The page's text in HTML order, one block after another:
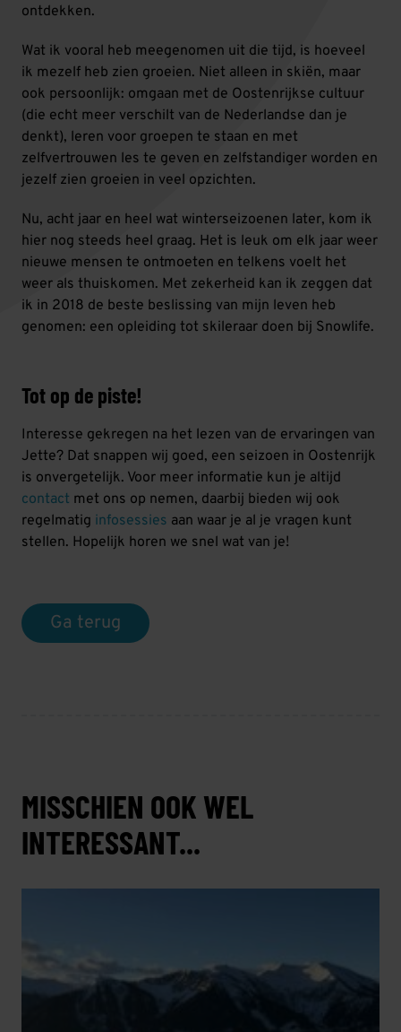
ontdekken.
Wat ik vooral heb meegenomen uit die tijd, is hoeveel
ik mezelf heb zien groeien. Niet alleen in skiën, maar
ook persoonlijk: omgaan met de Oostenrijkse cultuur
(die echt meer verschilt van de Nederlandse dan je
denkt), leren voor groepen te staan en met
zelfvertrouwen les te geven en zelfstandiger worden en
jezelf zien groeien in veel opzichten.
Nu, acht jaar en heel wat winterseizoenen later, kom ik
hier nog steeds heel graag. Het is leuk om elk jaar weer
nieuwe mensen te ontmoeten en telkens voelt het
weer als thuiskomen. Met zekerheid kan ik zeggen dat
ik in 2018 de beste beslissing van mijn leven heb
genomen: een opleiding tot skileraar doen bij Snowlife.
Tot op de piste!
Interesse gekregen na het lezen van de ervaringen van
Jette? Dat snappen wij goed, een seizoen in Oostenrijk
is onvergetelijk. Voor meer informatie kun je altijd
contact met ons op nemen, daarbij bieden wij ook
regelmatig infosessies aan waar je al je vragen kunt
stellen. Hopelijk horen we snel wat van je!
Ga terug
MISSCHIEN OOK WEL
INTERESSANT...